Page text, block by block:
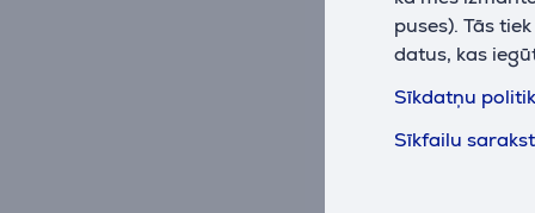
puses). Tās
datus, kas
Sīkdatņu
Sīkfailu